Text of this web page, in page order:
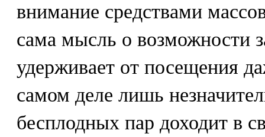
внимание средствами
сама мысль о возможности
удерживает от посещения
самом деле лишь
бесплодных пар доходит в